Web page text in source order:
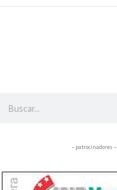
– patrocinadores –